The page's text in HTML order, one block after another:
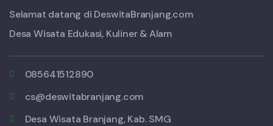
Selamat datang di DeswitaBranjang.com
Desa Wisata Edukasi, Kuliner & Alam
085641512890
cs@deswitabranjang.com
Desa Wisata Branjang, Kab. SMG